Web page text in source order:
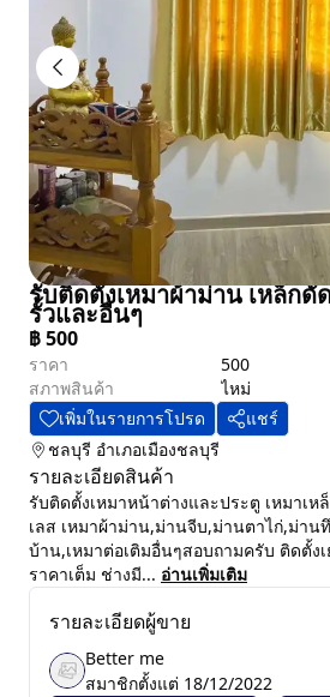
รับติดตั้งเหมาผ้าม่าน เหล็กดั
รั้วและอื่นๆ
฿500
ราคา
500
สภาพสินค้า
ไหม่
เพิ่มในรายการโปรด
แชร์
ชลบุรี อำเภอเมืองชลบุรี
รายละเอียดสินค้า
รับติดตั้งเหมาหน้าต่างและประตู เหมาเ
เลส เหมาผ้าม่าน,ม่านจีบ,ม่านตาไก่,ม่าน
บ้าน,เหมาต่อเติมอื่นๆสอบถามครับ ติดตั้ง
ราคาเต็ม ช่างมี... อ่านเพิ่มเติม
รายละเอียดผู้ขาย
Better me
สมาชิกตั้งแต่ 18/12/2022